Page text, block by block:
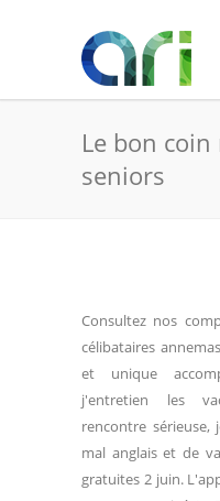
Le bon
seniors
Consultez nos
célibataires
et unique
j'entretien les
rencontre
mal anglais et de
gratuites 2 juin.